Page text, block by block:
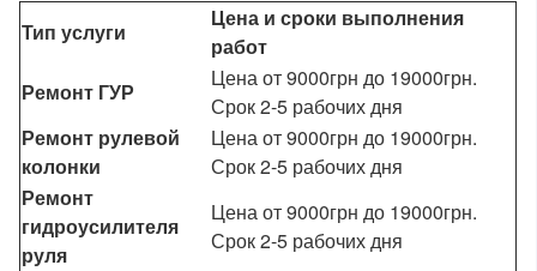
Тип услуги
Цена и сроки выполнения
работ
Ремонт ГУР
Цена от 9000грн до 19000грн.
Срок 2-5 рабочих дня
Ремонт рулевой
колонки
Цена от 9000грн до 19000грн.
Срок 2-5 рабочих дня
Ремонт
гидроусилителя
руля
Цена от 9000грн до 19000грн.
Срок 2-5 рабочих дня